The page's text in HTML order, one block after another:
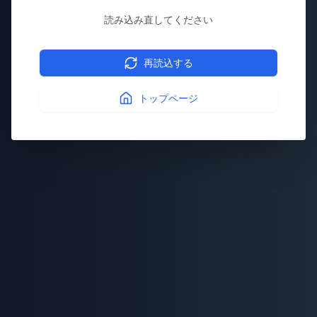
読み込み直してください
再読込する
トップページ